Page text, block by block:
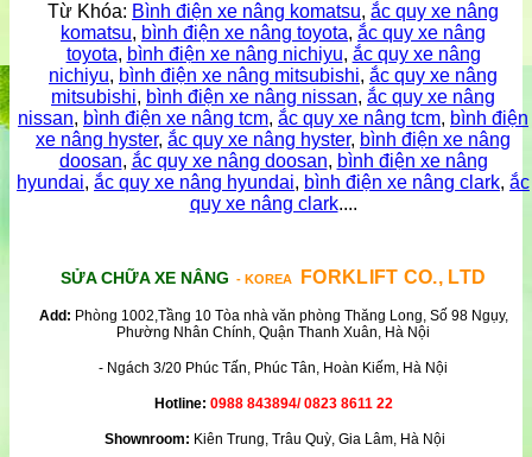
Từ Khóa: Bình điện xe nâng komatsu, ắc quy xe nâng
komatsu, bình điện xe nâng toyota, ắc quy xe nâng
toyota, bình điện xe nâng nichiyu, ắc quy xe nâng
nichiyu, bình điện xe nâng mitsubishi, ắc quy xe nâng
mitsubishi, bình điện xe nâng nissan, ắc quy xe nâng
nissan, bình điện xe nâng tcm, ắc quy xe nâng tcm, bình điện
xe nâng hyster, ắc quy xe nâng hyster, bình điện xe nâng
doosan, ắc quy xe nâng doosan, bình điện xe nâng
hyundai, ắc quy xe nâng hyundai, bình điện xe nâng clark, ắc
quy xe nâng clark....
SỬA CHỮA XE NÂNG - KOREA FORKLIFT CO., LTD
Add: Phòng 1002,Tầng 10 Tòa nhà văn phòng Thăng Long, Số 98 Ngụy,
Phường Nhân Chính, Quận Thanh Xuân, Hà Nội
- Ngách 3/20 Phúc Tấn, Phúc Tân, Hoàn Kiếm, Hà Nội
Hotline: 0988 843894/ 0823 8611 22
Shownroom: Kiên Trung, Trâu Quỳ, Gia Lâm, Hà Nội